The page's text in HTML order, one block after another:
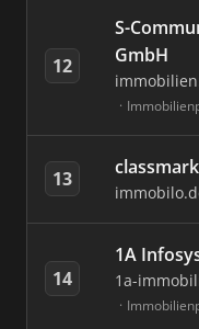
12
S-
GmbH
13
14
1A
1a-